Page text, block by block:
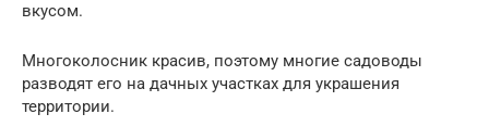
вкусом.
Многоколосник красив, поэтому многие садоводы
разводят его на дачных участках для украшения
территории.